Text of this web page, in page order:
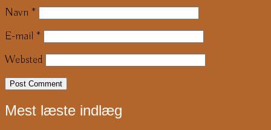
Navn *
E-mail *
Websted
Mest læste indlæg